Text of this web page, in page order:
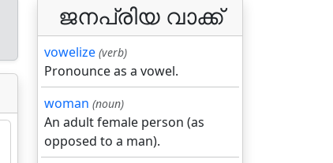
ജനപ്രിയ വാക്ക്
vowelize (verb)
Pronounce as a vowel.
woman (noun)
An adult female person (as
opposed to a man).